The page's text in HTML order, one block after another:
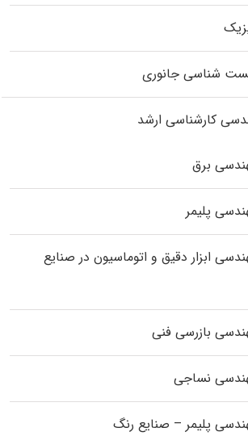
شناسی جانوری
کارشناسی ارشد
برق
پلیمر
ابزار دقیق و اتوماسیون در صنایع
بازرسی فنی
نساجی
پلیمر – صنایع رنگ